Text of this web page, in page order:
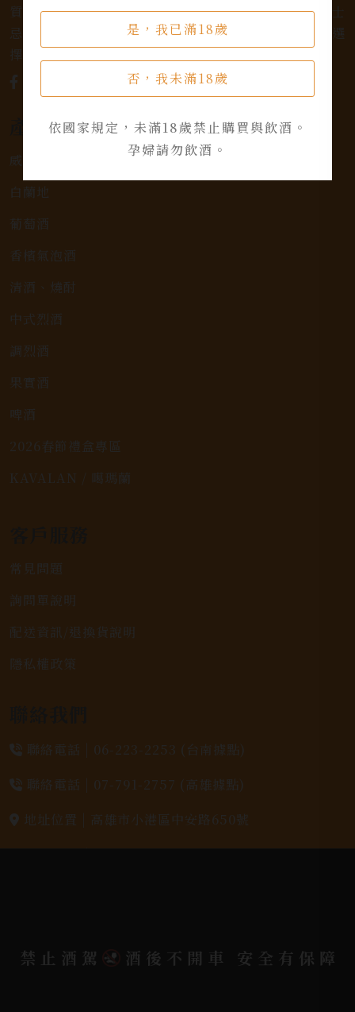
是，我已滿18歲
否，我未滿18歲
依國家規定，未滿18歲禁止購買與飲酒。
孕婦請勿飲酒。
質的選擇和卓越的服務。不論您是熱愛品味經典的威士
忌，或者尋求一款特殊的葡萄酒，我們都有廣泛的選
擇，滿足您的個人口味和喜好。
產品類別
威士忌
白蘭地
葡萄酒
香檳氣泡酒
清酒、燒酎
中式烈酒
調烈酒
果實酒
啤酒
2026春節禮盒專區
KAVALAN / 噶瑪蘭
常見問題
詢問單說明
配送資訊/退換貨說明
隱私權政策
聯絡電話 | 06-223-2253 (台南據點)
聯絡電話 | 07-791-2757 (高雄據點)
地址位置 | 高雄市小港區中安路650號
電郵信箱 |yixin7917909@gmail.com
2026. All rights reserved.
Designed By
禁止酒駕 酒後不開車 安全有保障